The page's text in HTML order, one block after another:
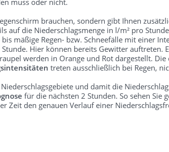
brauchen, sondern gibt Ihnen
die Niederschlagsmenge in l/m² pro
mäßige Regen- bzw. Schneefälle mit einer
Hier können bereits Gewitter auftreten.
werden in Orange und Rot dargestellt.
treten ausschließlich bei Regen,
und damit die
für die nächsten 2 Stunden. So sehen Sie
Zeit den genauen Verlauf einer